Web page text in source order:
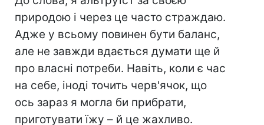
природою і через це часто страждаю.
Адже у всьому повинен бути баланс,
але не завжди вдається думати ще й
про власні потреби. Навіть, коли є час
на себе, іноді точить черв'ячок, що
ось зараз я могла би прибрати,
приготувати їжу – й це жахливо.